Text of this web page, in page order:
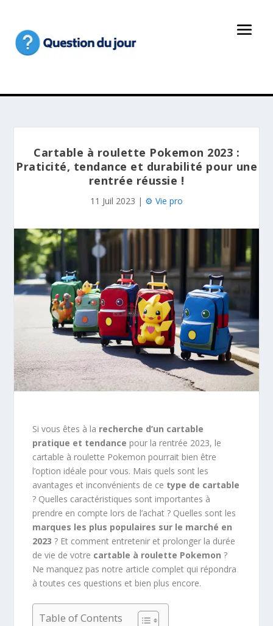
Cartable à roulette Pokemon 2023 :
Praticité, tendance et durabilité pour une
rentrée réussie !
11 Juil 2023 | ⚙️ Vie pro
Si vous êtes à la recherche d’un cartable
pratique et tendance pour la rentrée 2023, le
cartable à roulette Pokemon pourrait bien être
l’option idéale pour vous. Mais quels sont les
avantages et inconvénients de ce type de cartable
? Quelles caractéristiques sont importantes à
prendre en compte lors de l’achat ? Quelles sont les
marques les plus populaires sur le marché en
2023 ? Et comment entretenir et prolonger la durée
de vie de votre cartable à roulette Pokemon ?
Ne manquez pas notre article complet qui répondra
à toutes ces questions et bien plus encore.
Table of Contents